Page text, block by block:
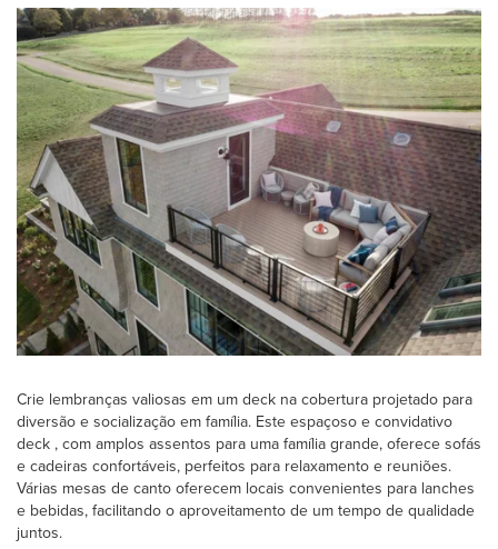
Crie lembranças valiosas em um deck na cobertura projetado para
diversão e socialização em família. Este espaçoso e convidativo
deck , com amplos assentos para uma família grande, oferece sofás
e cadeiras confortáveis, perfeitos para relaxamento e reuniões.
Várias mesas de canto oferecem locais convenientes para lanches
e bebidas, facilitando o aproveitamento de um tempo de qualidade
juntos.